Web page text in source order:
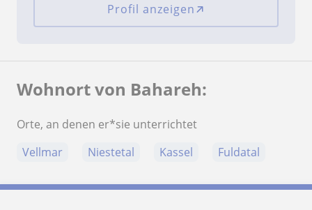
Profil anzeigen
Wohnort von Bahareh:
Orte, an denen er*sie unterrichtet
Vellmar
Niestetal Kassel Fuldatal